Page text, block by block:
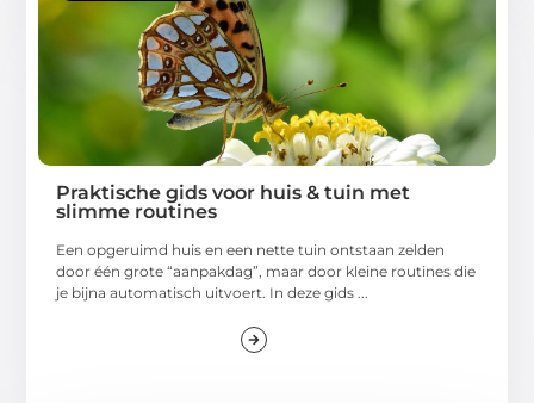
Praktische gids voor huis & tuin met
slimme routines
Een opgeruimd huis en een nette tuin ontstaan zelden
door één grote “aanpakdag”, maar door kleine routines die
je bijna automatisch uitvoert. In deze gids ...